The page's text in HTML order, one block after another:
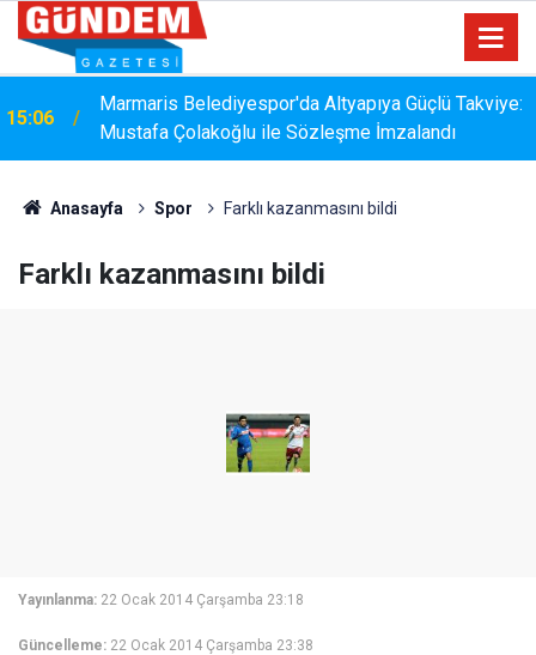
15:06
Marmaris Belediyespor'da Altyapıya Güçlü Takviye:
Mustafa Çolakoğlu ile Sözleşme İmzalandı
14:40
Marmaris Belediyesispor, Profesyonel Gelişim Ligi
İçin Başvurusunu Tamamladı
Anasayfa Spor Farklı kazanmasını bildi
Farklı kazanmasını bildi
Yayınlanma: 22 Ocak 2014 Çarşamba 23:18
Güncelleme: 22 Ocak 2014 Çarşamba 23:38